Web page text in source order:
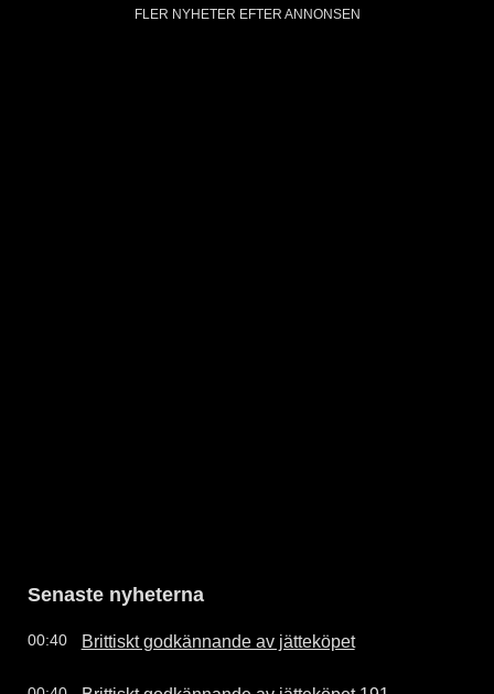
FLER NYHETER EFTER ANNONSEN
Senaste nyheterna
00:40 Brittiskt godkännande av jätteköpet